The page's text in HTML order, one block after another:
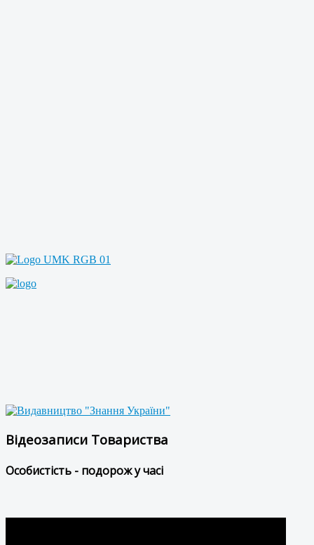
Відеозаписи Товариства
Особистість - подорож у часі